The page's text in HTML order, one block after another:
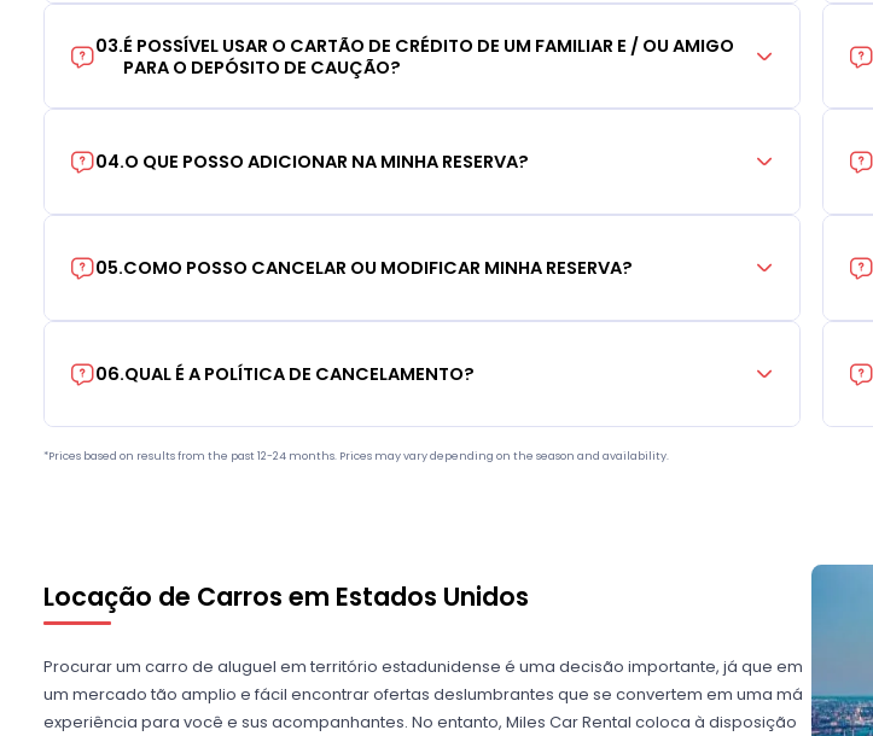
03.É POSSÍVEL USAR O CARTÃO DE CRÉDITO DE UM FAMILIAR E / OU AMIGO
PARA O DEPÓSITO DE CAUÇÃO?
04.O QUE POSSO ADICIONAR NA MINHA RESERVA?
05.COMO POSSO CANCELAR OU MODIFICAR MINHA RESERVA?
06.QUAL É A POLÍTICA DE CANCELAMENTO?
*Prices based on results from the past 12-24 months. Prices may vary depending on the season and availability.
Locação de Carros em Estados Unidos
Procurar um carro de aluguel em território estadunidense é uma decisão importante, já que em
um mercado tão amplio e fácil encontrar ofertas deslumbrantes que se convertem em uma má
experiência para você e sus acompanhantes. No entanto, Miles Car Rental coloca à disposição